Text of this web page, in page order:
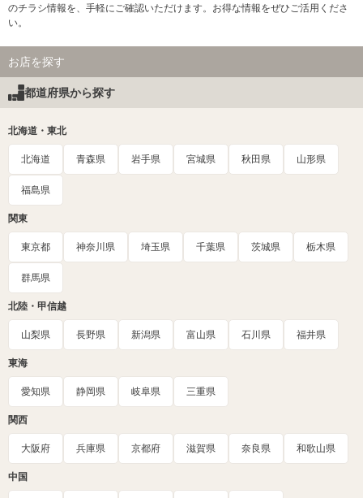
のチラシ情報を、手軽にご確認いただけます。お得な情報をぜひご活用くださ
い。
お店を探す
都道府県から探す
北海道・東北
北海道 青森県 岩手県 宮城県 秋田県 山形県
福島県
関東
東京都 神奈川県 埼玉県 千葉県 茨城県 栃木県
群馬県
北陸・甲信越
山梨県 長野県 新潟県 富山県 石川県 福井県
東海
愛知県 静岡県 岐阜県 三重県
関西
大阪府 兵庫県 京都府 滋賀県 奈良県 和歌山県
中国